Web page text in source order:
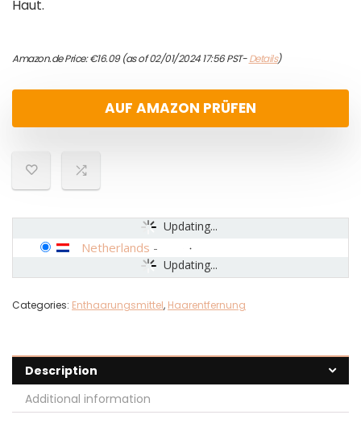
Haut.
Amazon.de Price:€16.09(as of 02/01/2024 17:56 PST-Details)
AUF AMAZON PRÜFEN
Updating...
Updating...
Netherlands -
Categories: Enthaarungsmittel, Haarentfernung
Description
Additional information